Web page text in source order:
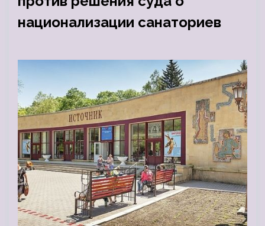
национализации санаториев